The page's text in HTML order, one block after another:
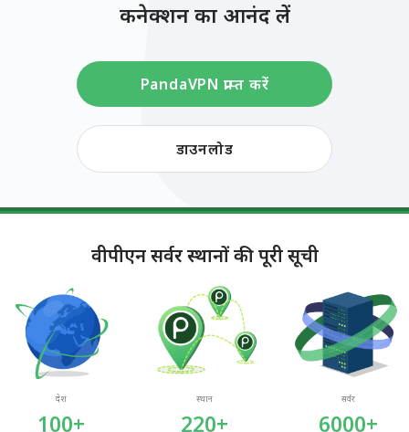
कनेक्शन का आनंद लें
PandaVPN प्राप्त करें
डाउनलोड
वीपीएन सर्वर स्थानों की पूरी सूची
देश
100+
स्थान
220+
सर्वर
6000+